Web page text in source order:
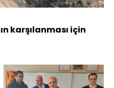
karşılanması için